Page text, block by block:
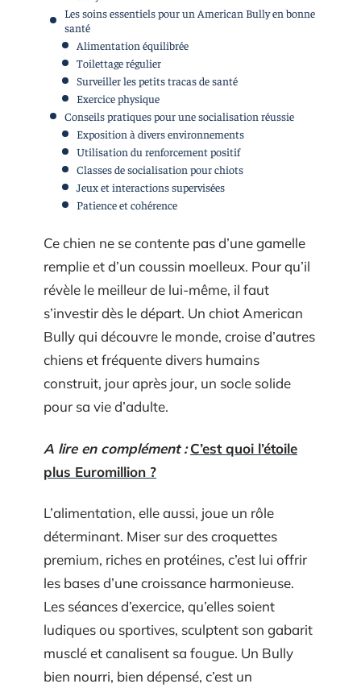
Les soins essentiels pour un American Bully en bonne
santé
Alimentation équilibrée
Toilettage régulier
Surveiller les petits tracas de santé
Exercice physique
Conseils pratiques pour une socialisation réussie
Exposition à divers environnements
Utilisation du renforcement positif
Classes de socialisation pour chiots
Jeux et interactions supervisées
Patience et cohérence
Ce chien ne se contente pas d’une gamelle
remplie et d’un coussin moelleux. Pour qu’il
révèle le meilleur de lui-même, il faut
s’investir dès le départ. Un chiot American
Bully qui découvre le monde, croise d’autres
chiens et fréquente divers humains
construit, jour après jour, un socle solide
pour sa vie d’adulte.
A lire en complément : C’est quoi l’étoile
plus Euromillion ?
L’alimentation, elle aussi, joue un rôle
déterminant. Miser sur des croquettes
premium, riches en protéines, c’est lui offrir
les bases d’une croissance harmonieuse.
Les séances d’exercice, qu’elles soient
ludiques ou sportives, sculptent son gabarit
musclé et canalisent sa fougue. Un Bully
bien nourri, bien dépensé, c’est un